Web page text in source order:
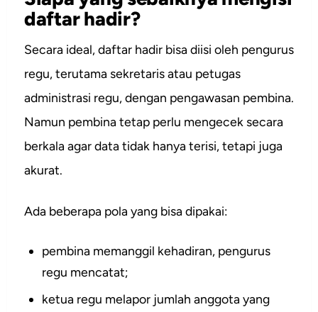
daftar hadir?
Secara ideal, daftar hadir bisa diisi oleh pengurus
regu, terutama sekretaris atau petugas
administrasi regu, dengan pengawasan pembina.
Namun pembina tetap perlu mengecek secara
berkala agar data tidak hanya terisi, tetapi juga
akurat.
Ada beberapa pola yang bisa dipakai:
pembina memanggil kehadiran, pengurus
regu mencatat;
ketua regu melapor jumlah anggota yang